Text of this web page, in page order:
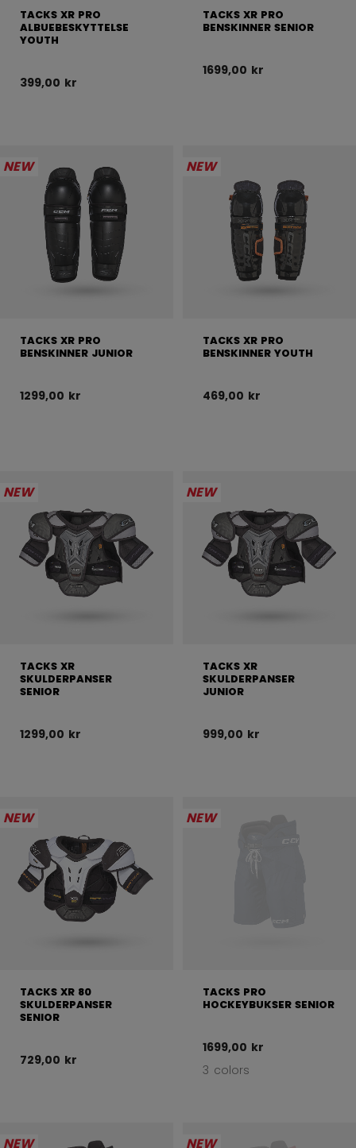
TACKS XR PRO
ALBUEBESKYTTELSE
YOUTH
399,00 kr
TACKS XR PRO
BENSKINNER SENIOR
1699,00 kr
NEW
TACKS XR PRO
BENSKINNER JUNIOR
1299,00 kr
NEW
TACKS XR PRO
BENSKINNER YOUTH
469,00 kr
NEW
TACKS XR
SKULDERPANSER
SENIOR
1299,00 kr
NEW
TACKS XR
SKULDERPANSER
JUNIOR
999,00 kr
NEW
TACKS XR 80
SKULDERPANSER
SENIOR
729,00 kr
NEW
TACKS PRO
HOCKEYBUKSER SENIOR
1699,00 kr
3 colors
NEW NEW